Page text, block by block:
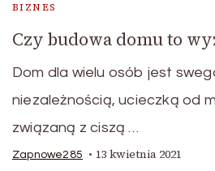
BIZNES
Czy budowa domu to
Dom dla wielu osób jest
niezależnością, ucieczką od
związaną z ciszą …
Zapnowe285 13 kwietnia 2021